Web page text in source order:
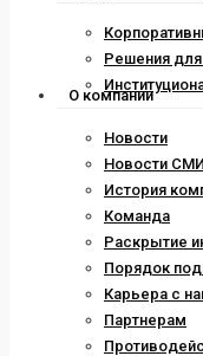
Решения
О компании
Новости
Новости
История
Команда
Раскрытие
Порядок
Карьера с
Партнерам